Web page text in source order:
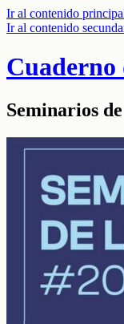
Ir al contenido
Ir al contenido
Cuaderno
Seminarios